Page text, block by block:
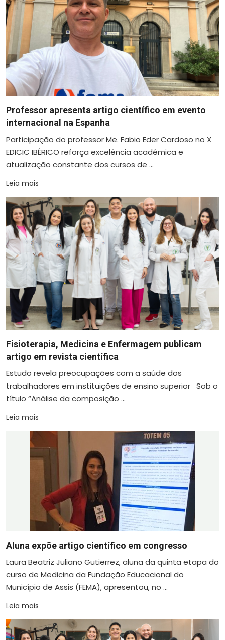
Professor apresenta artigo científico em evento
internacional na Espanha
Participação do professor Me. Fabio Eder Cardoso no X
EDICIC IBÉRICO reforça excelência acadêmica e
atualização constante dos cursos de ...
Leia mais
Fisioterapia, Medicina e Enfermagem publicam
artigo em revista científica
Estudo revela preocupações com a saúde dos
trabalhadores em instituições de ensino superior Sob o
título “Análise da composição ...
Leia mais
Aluna expõe artigo científico em congresso
Laura Beatriz Juliano Gutierrez, aluna da quinta etapa do
curso de Medicina da Fundação Educacional do
Município de Assis (FEMA), apresentou, no ...
Leia mais